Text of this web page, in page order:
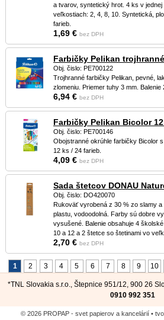
a tvarov, syntetický hrot. 4 ks v
veľkostiach: 2, 4, 8, 10. Syntetická,
farieb.
1,69 € bez DPH
Farbičky Pelikan
Obj. čislo: PE700122
Trojhranné farbičky Pelikan, pevné,
zlomeniu. Priemer tuhy 3 mm. Balenie
6,94 € bez DPH
Farbičky Pelikan Bicolor
Obj. čislo: PE700146
Obojstranné okrúhle farbičky Bicolor
12 ks / 24 farieb.
4,09 € bez DPH
Sada štetcov DONAU
Obj. čislo: DO420070
Rukoväť vyrobená z 30 % zo slamy
plastu, vodoodolná. Farby sú dobre
vysušené. Balenie obsahuje 4
10 a 12 a 2 štetce so štetinami vo
2,70 € bez DPH
1 2 3 4 5 6 7 8 9 10
*TNL Slovakia s.r.o., Štepnice 951/12, 900 26
0910 992 351
© 2026 PROPAP - svet papierov a kancelárií •